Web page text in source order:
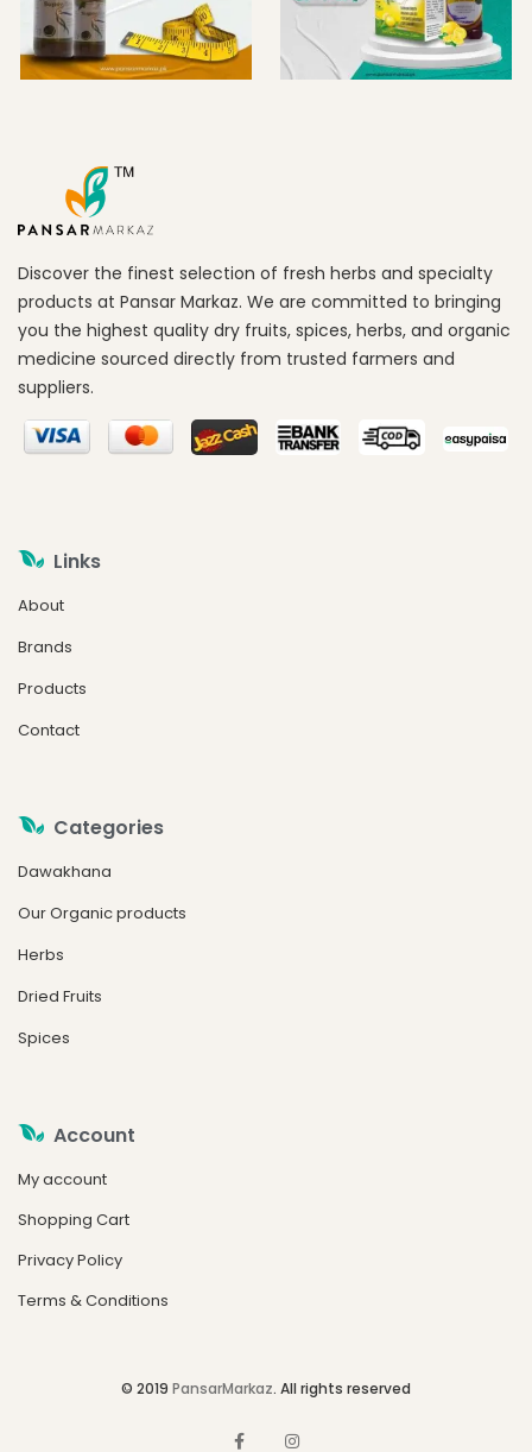
Discover the finest selection of fresh herbs and specialty
products at Pansar Markaz. We are committed to bringing
you the highest quality dry fruits, spices, herbs, and organic
medicine sourced directly from trusted farmers and
suppliers.
Links
About
Brands
Products
Contact
Categories
Dawakhana
Our Organic products
Herbs
Dried Fruits
Spices
Account
My account
Shopping Cart
Privacy Policy
Terms & Conditions
© 2019 PansarMarkaz. All rights reserved